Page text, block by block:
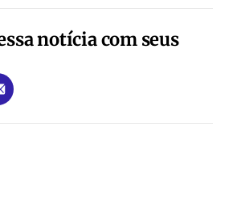
notícia com seus